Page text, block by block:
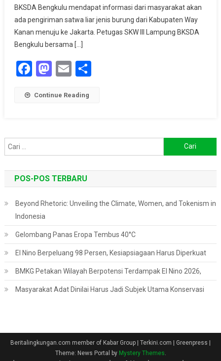
Liar
Burung
Dari
BKSDA Bengkulu mendapat informasi dari masyarakat akan
ada pengiriman satwa liar jenis burung dari Kabupaten Way
Kanan menuju ke Jakarta. Petugas SKW III Lampung BKSDA
Bengkulu bersama […]
Facebook
Mastodon
EmailShare
Continue Reading
untuk:
POS-POS TERBARU
Beyond Rhetoric: Unveiling the Climate, Women, and Tokenism in
Indonesia
Gelombang Panas Eropa Tembus 40°C
El Nino Berpeluang 98 Persen, Kesiapsiagaan Harus Diperkuat
BMKG Petakan Wilayah Berpotensi Terdampak El Nino 2026,
Masyarakat Adat Dinilai Harus Jadi Subjek Utama Konservasi
Beritalingkungan.com member of Kabar Group | Terkini.com | Greenpress |
Theme: News Portal by Mystery Themes